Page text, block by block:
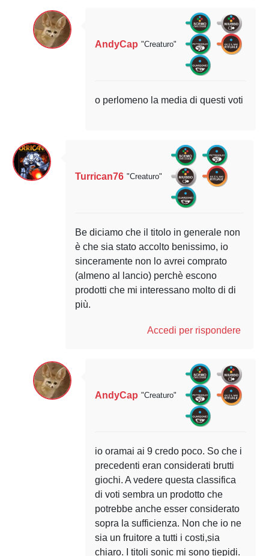
AndyCap "Creaturo"
o perlomeno la media di questi voti
Turrican76 "Creaturo"
Be diciamo che il titolo in generale non
è che sia stato accolto benissimo, io
sinceramente non lo avrei comprato
(almeno al lancio) perchè escono
prodotti che mi interessano molto di di
più.
Accedi per rispondere
AndyCap "Creaturo"
io oramai ai 9 credo poco. So che i
precedenti eran considerati brutti
giochi. A vedere questa classifica
di voti sembra un prodotto che
potrebbe anche esser considerato
sopra la sufficienza. Non che io ne
sia un fruitore a tutti i costi,sia
chiaro. I titoli sonic mi sono tiepidi.